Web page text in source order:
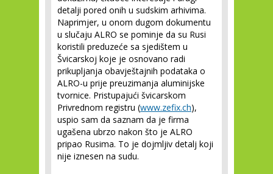
detalji pored onih u sudskim arhivima.
Naprimjer, u onom dugom dokumentu
u slučaju ALRO se pominje da su Rusi
koristili preduzeće sa sjedištem u
Švicarskoj koje je osnovano radi
prikupljanja obavještajnih podataka o
ALRO-u prije preuzimanja aluminijske
tvornice. Pristupajući švicarskom
Privrednom registru (www.zefix.ch),
uspio sam da saznam da je firma
ugašena ubrzo nakon što je ALRO
pripao Rusima. To je dojmljiv detalj koji
nije iznesen na sudu.